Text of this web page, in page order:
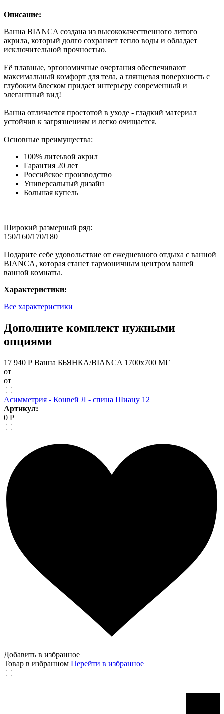
Описание:
Ванна BIANCA создана из высококачественного литого
акрила, который долго сохраняет тепло воды и обладает
исключительной прочностью.
Её плавные, эргономичные очертания обеспечивают
максимальный комфорт для тела, а глянцевая поверхность с
глубоким блеском придает интерьеру современный и
элегантный вид!
Ванна отличается простотой в уходе - гладкий материал
устойчив к загрязнениям и легко очищается.
Основные преимущества:
100% литеьвой акрил
Гарантия 20 лет
Российское производство
Универсальный дизайн
Большая купель
Широкий размерный ряд:
150/160/170/180
Подарите себе удовольствие от ежедневного отдыха с ванной
BIANCA, которая станет гармоничным центром вашей
ванной комнаты.
Характеристики:
Все характеристики
Дополните комплект нужными
опциями
17 940 Р Ванна БЬЯНКА/BIANCA 1700х700 МГ
от
от
Асимметрия - Конвей Л - спина Шиацу 12
Артикул:
0 Р
Добавить в избранное
Товар в избранном Перейти в избранное